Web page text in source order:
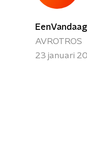
EenVandaag
AVROTROS
23 januari